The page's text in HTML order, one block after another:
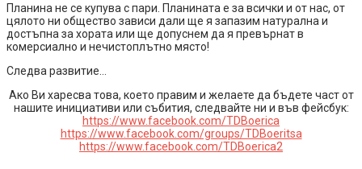
Планина не се купува с пари. Планината е за всички и от нас, от
цялото ни общество зависи дали ще я запазим натурална и
достъпна за хората или ще допуснем да я превърнат в
комерсиално и нечистоплътно място!
Следва развитие…
Ако Ви харесва това, което правим и желаете да бъдете част от
нашите инициативи или събития, следвайте ни и във фейсбук:
https://www.facebook.com/TDBoerica
https://www.facebook.com/groups/TDBoeritsa
https://www.facebook.com/TDBoerica2